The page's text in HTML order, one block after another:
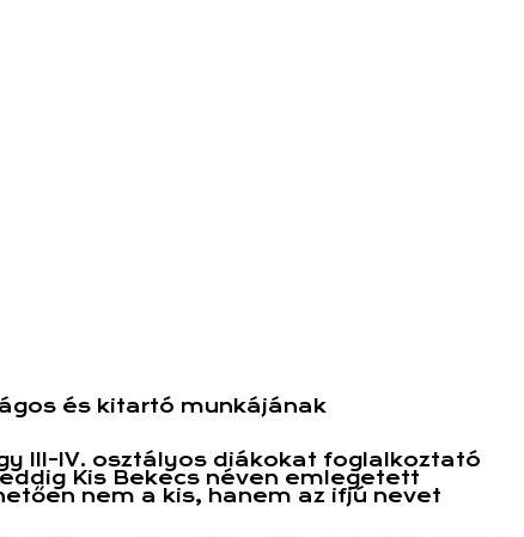
és kitartó munkájának
III-IV. osztályos diákokat foglalkoztató
Kis Bekecs néven emlegetett
nem a kis, hanem az ifjú nevet